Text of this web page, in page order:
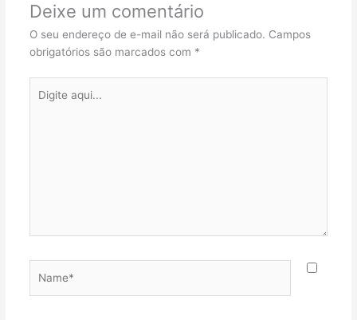
Deixe um comentário
O seu endereço de e-mail não será publicado. Campos
obrigatórios são marcados com *
aqui...